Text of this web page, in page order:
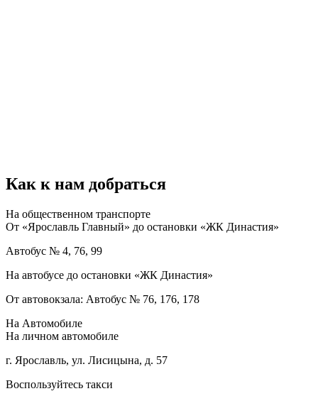
Как к нам добраться
На общественном транспорте
От «Ярославль Главный» до остановки «ЖК Династия»
Автобус № 4, 76, 99
На автобусе до остановки «ЖК Династия»
От автовокзала: Автобус № 76, 176, 178
На Автомобиле
На личном автомобиле
г. Ярославль, ул. Лисицына, д. 57
Воспользуйтесь такси